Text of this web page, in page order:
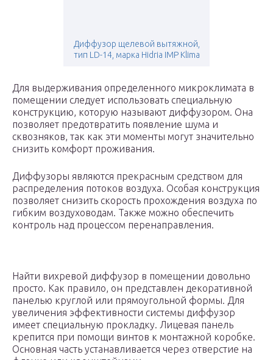
Диффузор щелевой вытяжной,
тип LD-14, марка Hidria IMP Klima
Для выдерживания определенного микроклимата в
помещении следует использовать специальную
конструкцию, которую называют диффузором. Она
позволяет предотвратить появление шума и
сквозняков, так как эти моменты могут значительно
снизить комфорт проживания.
Диффузоры являются прекрасным средством для
распределения потоков воздуха. Особая конструкция
позволяет снизить скорость прохождения воздуха по
гибким воздуховодам. Также можно обеспечить
контроль над процессом перенаправления.
Найти вихревой диффузор в помещении довольно
просто. Как правило, он представлен декоративной
панелью круглой или прямоугольной формы. Для
увеличения эффективности системы диффузор
имеет специальную прокладку. Лицевая панель
крепится при помощи винтов к монтажной коробке.
Основная часть устанавливается через отверстие на